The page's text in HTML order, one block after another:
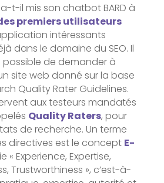
t-il mis son chatbot BARD à
premiers utilisateurs
intéressants
dans le domaine du SEO. Il
possible de demander à
site web donné sur la base
Quality Rater Guidelines.
aux testeurs mandatés
Quality Raters, pour
de recherche. Un terme
directives est le concept E-
« Experience, Expertise,
Trustworthiness », c’est-à-